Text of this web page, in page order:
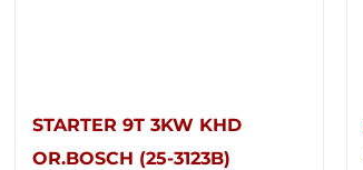
STARTER 9T 3KW KHD
OR.BOSCH (25-3123B)